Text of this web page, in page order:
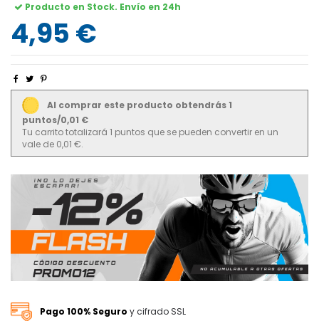
Producto en Stock. Envío en 24h
4,95 €
Al comprar este producto obtendrás 1
puntos/0,01 €
Tu carrito totalizará 1 puntos que se pueden convertir en un
vale de 0,01 €.
Pago 100% Seguro y cifrado SSL